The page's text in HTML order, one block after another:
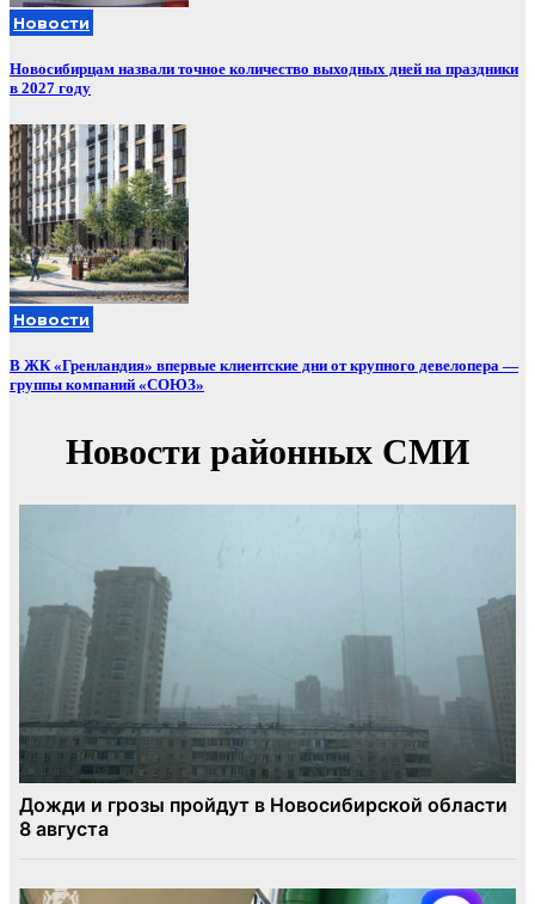
Новости
Новосибирцам назвали точное количество выходных дней на праздники
в 2027 году
Новости
В ЖК «Гренландия» впервые клиентские дни от крупного девелопера —
группы компаний «СОЮЗ»